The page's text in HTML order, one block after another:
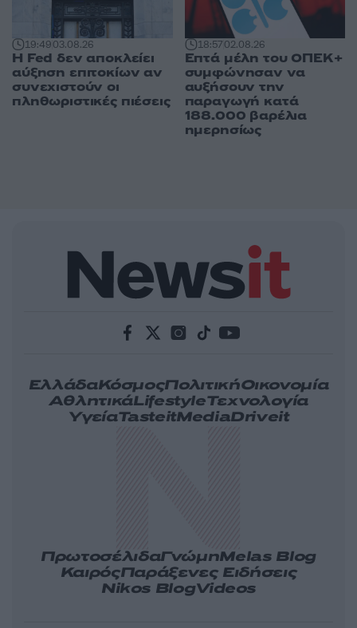
19:4903.08.26
Η Fed δεν αποκλείει
αύξηση επιτοκίων αν
συνεχιστούν οι
πληθωριστικές πιέσεις
18:5702.08.26
Επτά μέλη του ΟΠΕΚ+
συμφώνησαν να
αυξήσουν την
παραγωγή κατά
188.000 βαρέλια
ημερησίως
ΕλλάδαΚόσμοςΠολιτικήΟικονομία
ΑθλητικάLifestyleΤεχνολογία
ΥγείαTasteitMediaDriveit
ΠρωτοσέλιδαΓνώμηMelas Blog
ΚαιρόςΠαράξενες Ειδήσεις
Nikos BlogVideos